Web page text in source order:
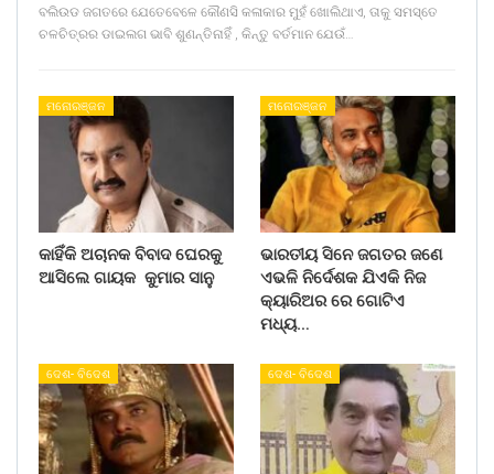
ବଲିଉଡ ଜଗତରେ ଯେତେବେଳେ କୌଣସି କଳାକାର ମୁହଁ ଖୋଲିଥାଏ, ତାକୁ ସମସ୍ତେ
ଚଳଚିତ୍ରର ଡାଇଲଗ ଭାବି ଶୁଣନ୍ତିନାହିଁ , କିନ୍ତୁ ବର୍ତମାନ ଯେଉଁ…
ମନୋରଞ୍ଜନ
କାହିଁକି ଅଚାନକ ବିବାଦ ଘେରକୁ
ଆସିଲେ ଗାୟକ କୁମାର ସାନୁ
ମନୋରଞ୍ଜନ
ଭାରତୀୟ ସିନେ ଜଗତର ଜଣେ
ଏଭଳି ନିର୍ଦେଶକ ଯିଏକି ନିଜ
କ୍ୟାରିଅର ରେ ଗୋଟିଏ
ମଧ୍ୟ…
ଦେଶ- ବିଦେଶ ଦେଶ- ବିଦେଶ